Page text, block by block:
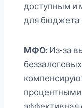
доступным и
для бюджета
МФО: Из-за
процентными
эффективная